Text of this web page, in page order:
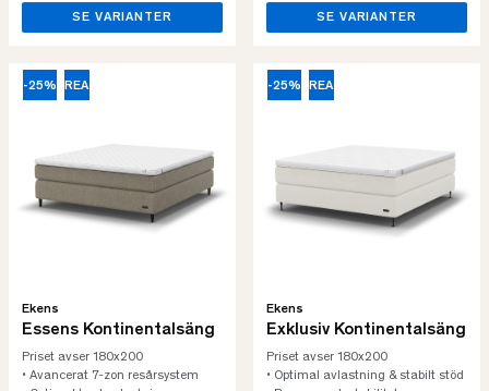
SE VARIANTER SE VARIANTER
-25% REA
Ekens
Essens Kontinentalsäng
Priset avser 180x200
• Avancerat 7-zon resårsystem
-25% REA
Ekens
Exklusiv Kontinentalsäng
Priset avser 180x200
• Optimal avlastning & stabilt stöd